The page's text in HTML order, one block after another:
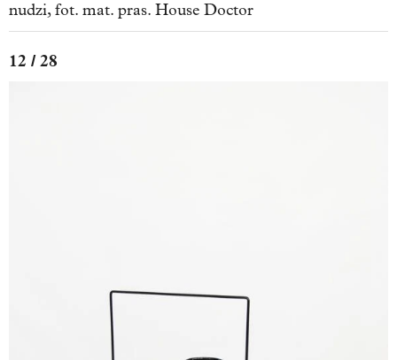
nudzi, fot. mat. pras. House Doctor
12 / 28